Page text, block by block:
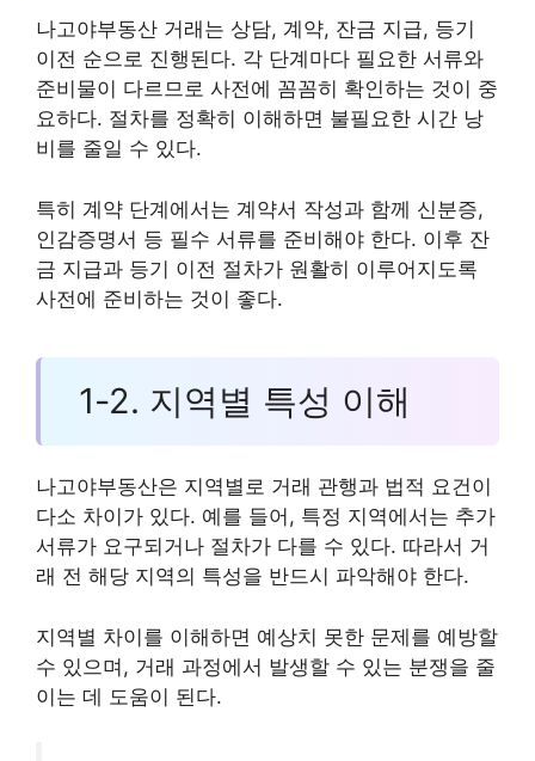
나고야부동산 거래는 상담, 계약, 잔금 지급, 등기
이전 순으로 진행된다. 각 단계마다 필요한 서류와
준비물이 다르므로 사전에 꼼꼼히 확인하는 것이 중
요하다. 절차를 정확히 이해하면 불필요한 시간 낭
비를 줄일 수 있다.
특히 계약 단계에서는 계약서 작성과 함께 신분증,
인감증명서 등 필수 서류를 준비해야 한다. 이후 잔
금 지급과 등기 이전 절차가 원활히 이루어지도록
사전에 준비하는 것이 좋다.
1-2. 지역별 특성 이해
나고야부동산은 지역별로 거래 관행과 법적 요건이
다소 차이가 있다. 예를 들어, 특정 지역에서는 추가
서류가 요구되거나 절차가 다를 수 있다. 따라서 거
래 전 해당 지역의 특성을 반드시 파악해야 한다.
지역별 차이를 이해하면 예상치 못한 문제를 예방할
수 있으며, 거래 과정에서 발생할 수 있는 분쟁을 줄
이는 데 도움이 된다.